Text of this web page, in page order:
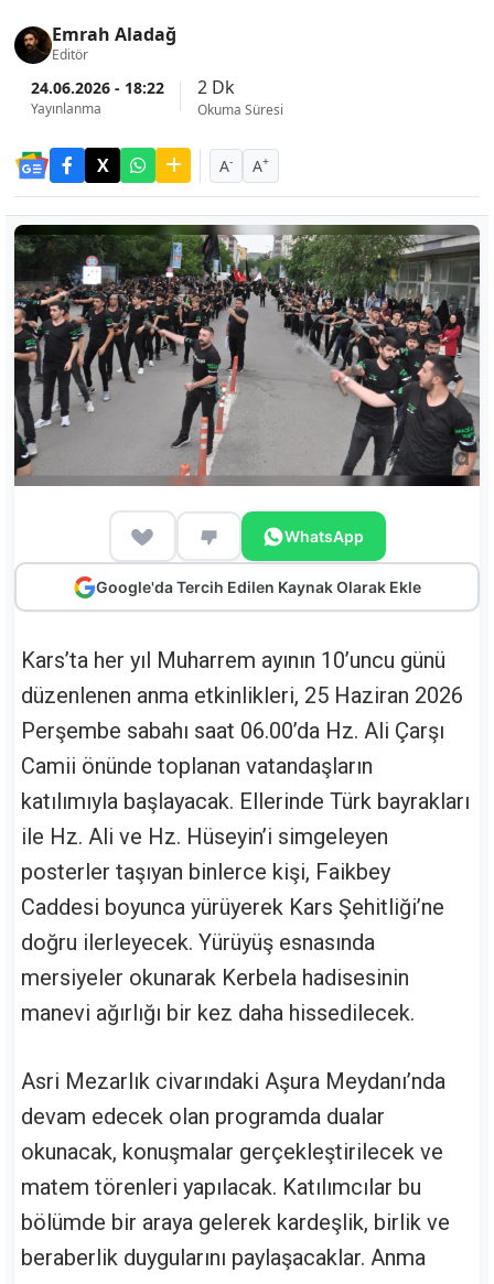
Emrah Aladağ
Editör
24.06.2026 - 18:22
Yayınlanma
2 Dk
Okuma Süresi
A- A+
WhatsApp
Google'da Tercih Edilen Kaynak Olarak Ekle
Kars’ta her yıl Muharrem ayının 10’uncu günü
düzenlenen anma etkinlikleri, 25 Haziran 2026
Perşembe sabahı saat 06.00’da Hz. Ali Çarşı
Camii önünde toplanan vatandaşların
katılımıyla başlayacak. Ellerinde Türk bayrakları
ile Hz. Ali ve Hz. Hüseyin’i simgeleyen
posterler taşıyan binlerce kişi, Faikbey
Caddesi boyunca yürüyerek Kars Şehitliği’ne
doğru ilerleyecek. Yürüyüş esnasında
mersiyeler okunarak Kerbela hadisesinin
manevi ağırlığı bir kez daha hissedilecek.
Asri Mezarlık civarındaki Aşura Meydanı’nda
devam edecek olan programda dualar
okunacak, konuşmalar gerçekleştirilecek ve
matem törenleri yapılacak. Katılımcılar bu
bölümde bir araya gelerek kardeşlik, birlik ve
beraberlik duygularını paylaşacaklar. Anma